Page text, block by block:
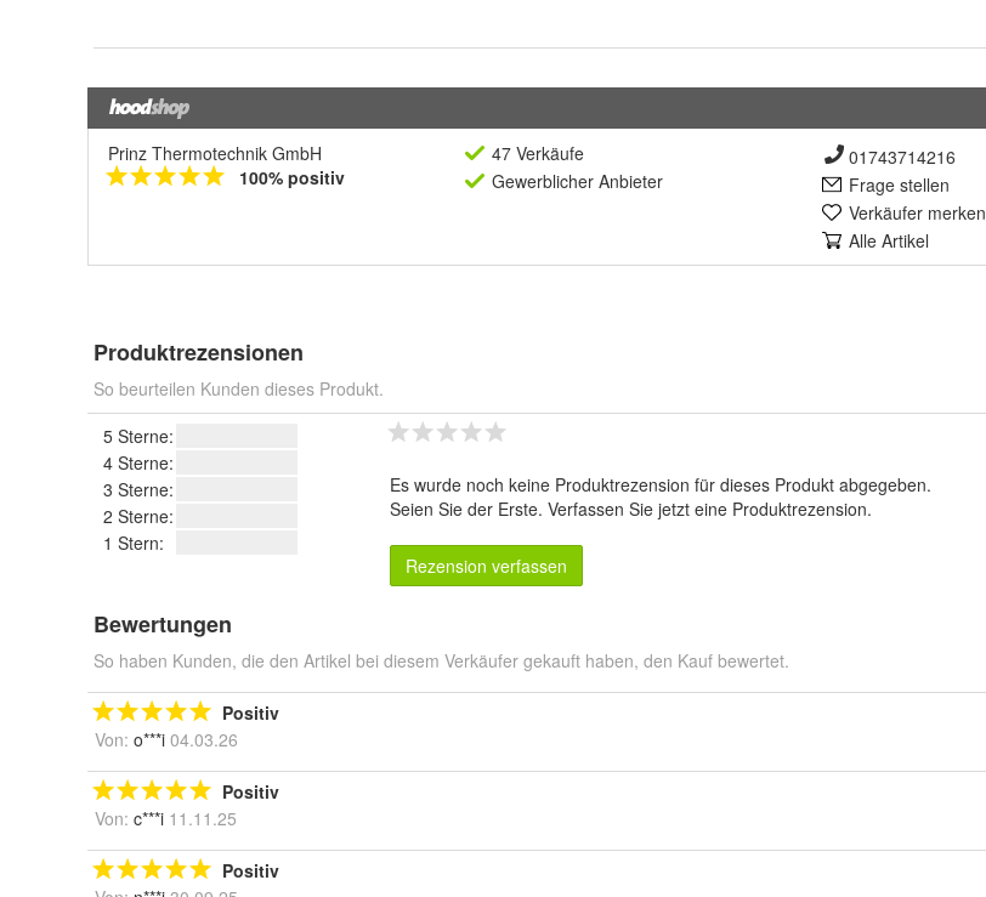
Prinz Thermotechnik GmbH
100% positiv
47 Verkäufe
Gewerblicher Anbieter
01743714216
Frage stellen
Verkäufer merken
Alle Artikel
Produktrezensionen
So beurteilen Kunden dieses Produkt.
5 Sterne:
4 Sterne:
3 Sterne:
2 Sterne:
1 Stern:
Es wurde noch keine Produktrezension für dieses Produkt abgegeben.
Seien Sie der Erste. Verfassen Sie jetzt eine Produktrezension.
Rezension verfassen
Bewertungen
So haben Kunden, die den Artikel bei diesem Verkäufer gekauft haben, den Kauf bewertet.
Positiv
Von: o***i 04.03.26
Positiv
Von: c***i 11.11.25
Positiv